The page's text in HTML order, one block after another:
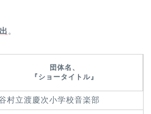
。
団体名、
『ショータイトル』
村立渡慶次小学校音楽部